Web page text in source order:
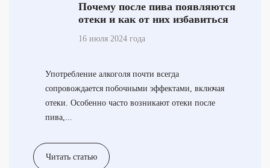
Почему после пива появляются
отеки и как от них избавиться
16 июля 2024 года
Употребление алкоголя почти всегда
сопровождается побочными эффектами, включая
отеки. Особенно часто возникают отеки после
пива,...
Читать статью